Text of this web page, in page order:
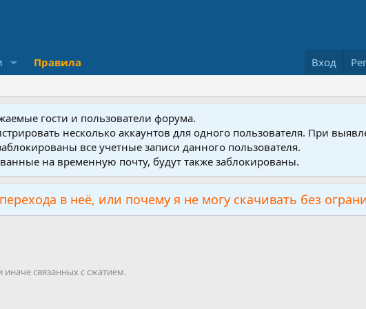
Правила Вход
гости и пользователи форума.
несколько аккаунтов для одного пользователя. При
все учетные записи данного пользователя.
на временную почту, будут также заблокированы.
в неё, или почему я не могу скачивать без
связанных с сжатием.